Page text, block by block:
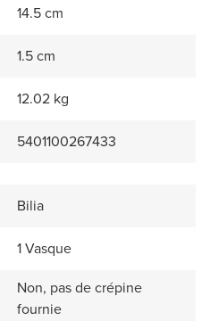
14.5 cm
1.5 cm
12.02 kg
5401100267433
Bilia
1 Vasque
Non, pas de crépine
fournie